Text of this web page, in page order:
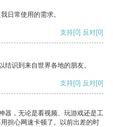
日常使用的需求。
支持[0] 反对[0]
识到来自世界各地的朋友。
支持[0] 反对[0]
器，无论是看视频、玩游戏还是工
担心网速卡顿了。以前出差的时